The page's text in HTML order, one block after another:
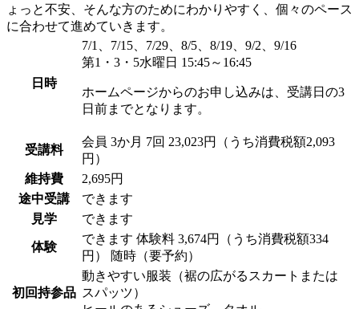
ょっと不安、そんな方のためにわかりやすく、個々のペース
に合わせて進めていきます。
日時
7/1、7/15、7/29、8/5、8/19、9/2、9/16
第1・3・5水曜日 15:45～16:45
ホームページからのお申し込みは、受講日の3
日前までとなります。
受講料
会員 3か月 7回 23,023円（うち消費税額2,093
円）
維持費
2,695円
途中受講
できます
見学
できます
体験
できます 体験料 3,674円（うち消費税額334
円）
随時（要予約）
初回持参品
動きやすい服装（裾の広がるスカートまたは
スパッツ）